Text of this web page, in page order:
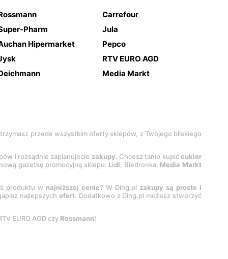
Carrefour
Pharm
Jula
Hipermarket
Pepco
RTV EURO AGD
Media Markt
przede wszystkim oferty sklepów, z Twojego bliskiego
i rozsądnie zaplanujecie zakupy. Chcesz tanio kupićcukier
gazetkę promocyjną sklepu: Lidl, Biedronka, Media Markt
produktu w najniższej cenie? W Ding.pl zakupy są proste i
najlepszychofert. Dodatkowo z Ding.pl możesz stworzyć
EURO AGD czy Rossmann!